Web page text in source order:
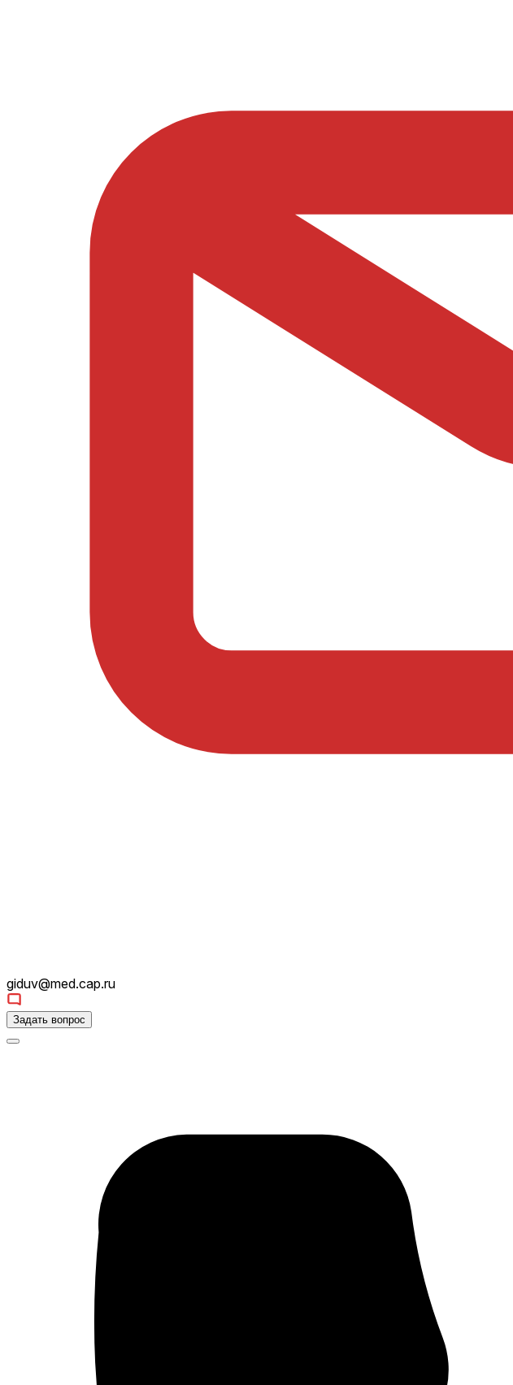
giduv@med.cap.ru
Задать вопрос